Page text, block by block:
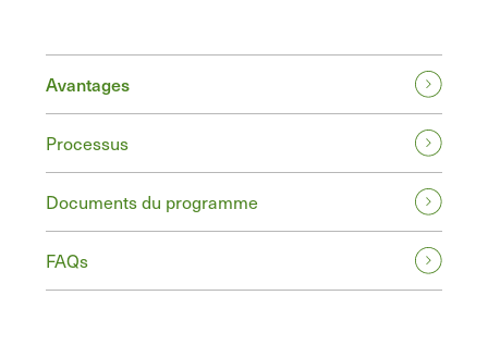
Avantages
Processus
Documents du programme
FAQs